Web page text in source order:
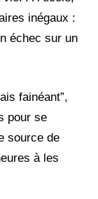
inégaux :
échec sur un
fainéant”,
pour se
source de
à les